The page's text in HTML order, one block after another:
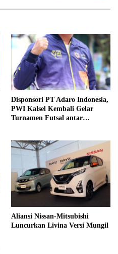
Disponsori PT Adaro Indonesia,
PWI Kalsel Kembali Gelar
Turnamen Futsal antar
Aliansi Nissan-Mitsubishi
Luncurkan Livina Versi Mungil